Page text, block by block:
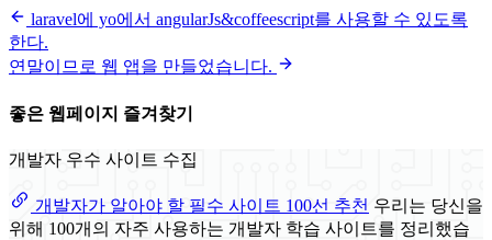
laravel에 yo에서 angularJs&coffeescript를 사용할 수 있도록
한다.
연말이므로 웹 앱을 만들었습니다.
좋은 웹페이지 즐겨찾기
개발자 우수 사이트 수집
개발자가 알아야 할 필수 사이트 100선 추천 우리는 당신을
위해 100개의 자주 사용하는 개발자 학습 사이트를 정리했습